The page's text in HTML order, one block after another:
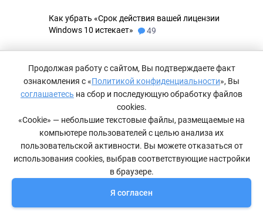
Как убрать «Срок действия вашей лицензии
Windows 10 истекает»
49
Лучшие приложения для эдитов 45
Исправляем ошибку «Администратор заблокировал
выполнение этого приложения» в Windows 10
Новые статьи
Компьютер включается сам по себе — что делать
Продолжая работу с сайтом, Вы подтверждаете факт
ознакомления с «Политикой конфиденциальности», Вы
соглашаетесь на сбор и последующую обработку файлов
cookies.
«Cookie» — небольшие текстовые файлы, размещаемые на
компьютере пользователей с целью анализа их
пользовательской активности. Вы можете отказаться от
использования cookies, выбрав соответствующие настройки
в браузере.
Я согласен